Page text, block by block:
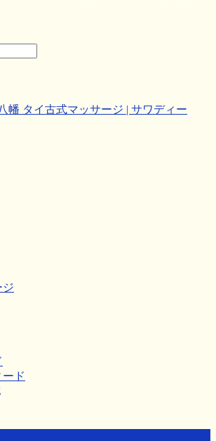
幡 タイ古式マッサージ | サワディー
ジ
ド